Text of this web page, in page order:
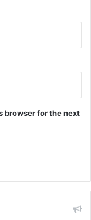
browser for the next